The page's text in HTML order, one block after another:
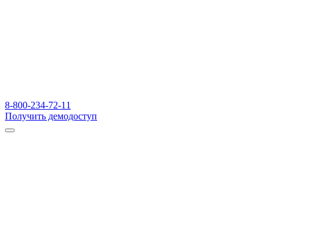
8-800-234-72-11
Получить демодоступ